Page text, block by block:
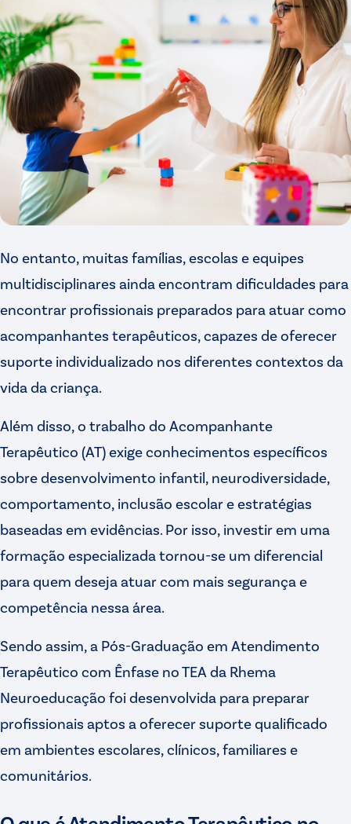
No entanto, muitas famílias, escolas e equipes
multidisciplinares ainda encontram dificuldades para
encontrar profissionais preparados para atuar como
acompanhantes terapêuticos, capazes de oferecer
suporte individualizado nos diferentes contextos da
vida da criança.
Além disso, o trabalho do Acompanhante
Terapêutico (AT) exige conhecimentos específicos
sobre desenvolvimento infantil, neurodiversidade,
comportamento, inclusão escolar e estratégias
baseadas em evidências. Por isso, investir em uma
formação especializada tornou-se um diferencial
para quem deseja atuar com mais segurança e
competência nessa área.
Sendo assim, a Pós-Graduação em Atendimento
Terapêutico com Ênfase no TEA da Rhema
Neuroeducação foi desenvolvida para preparar
profissionais aptos a oferecer suporte qualificado
em ambientes escolares, clínicos, familiares e
comunitários.